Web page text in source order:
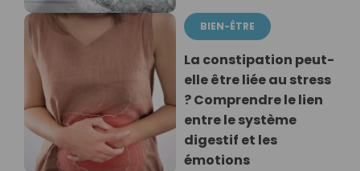
BIEN-ÊTRE
La constipation peut-
elle être liée au stress
? Comprendre le lien
entre le système
digestif et les
émotions